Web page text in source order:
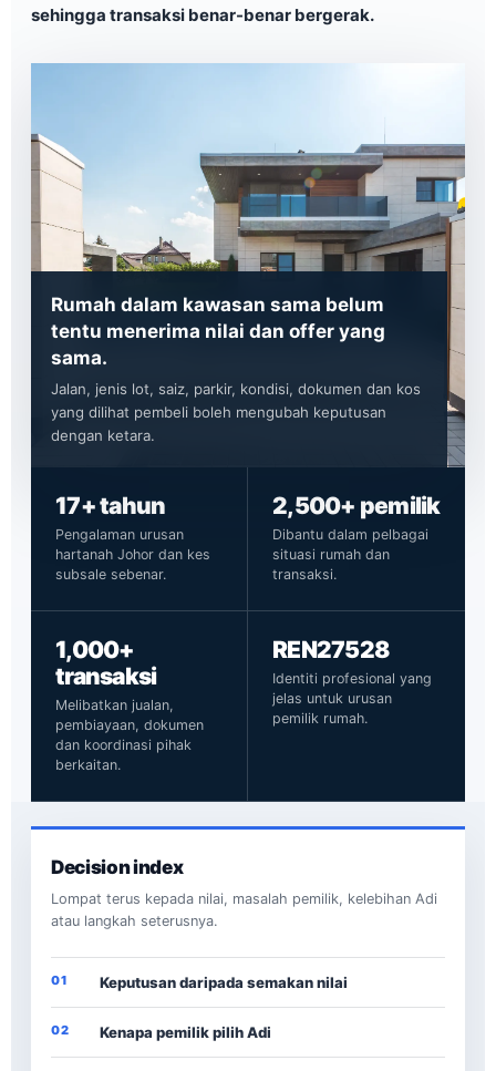
sehingga transaksi benar-benar bergerak.
Rumah dalam kawasan sama belum
tentu menerima nilai dan offer yang
sama.
Jalan, jenis lot, saiz, parkir, kondisi, dokumen dan kos
yang dilihat pembeli boleh mengubah keputusan
dengan ketara.
17+ tahun
Pengalaman urusan
hartanah Johor dan kes
subsale sebenar.
2,500+ pemilik
Dibantu dalam pelbagai
situasi rumah dan
transaksi.
1,000+
transaksi
Melibatkan jualan,
pembiayaan, dokumen
dan koordinasi pihak
berkaitan.
REN27528
Identiti profesional yang
jelas untuk urusan
pemilik rumah.
Decision index
Lompat terus kepada nilai, masalah pemilik, kelebihan Adi
atau langkah seterusnya.
01 Keputusan daripada semakan nilai
02 Kenapa pemilik pilih Adi